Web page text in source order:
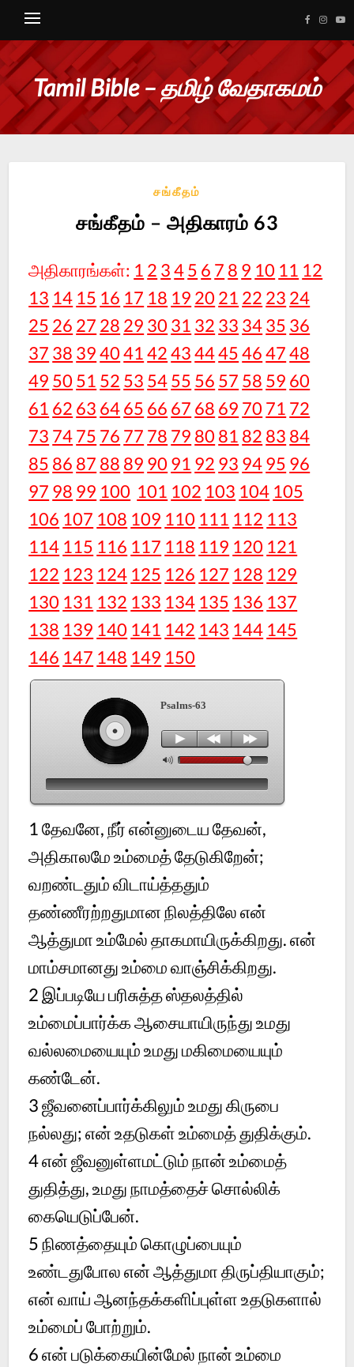
Tamil Bible – தமிழ் வேதாகமம்
சங்கீதம்
சங்கீதம் – அதிகாரம் 63
அதிகாரங்கள்: 1 2 345 6 7 8 9 10 11 12
13 14 15 16 17 18 19 20 21 22 23 24
25 26 27 28 29 30 31 32 33 3435 36
37 38 39404142434445464748
49 50 51 52 53 5455 56 57 58 59 60
61 62 63 6465 66 67 68 69 70 71 72
73 7475 76 77 78 79 80 81 82 83 84
85 86 87 88 89 90 91 92 93 9495 96
97 98 99 100 101 102 103 104 105
106 107 108 109 110 111 112 113
114 115 116 117 118 119 120 121
122 123 124 125 126 127 128 129
130 131 132 133 134 135 136 137
138 139 140 141 142 143 144 145
146 147 148 149 150
Psalms-63
1தேவனே, நீர் என்னுடைய தேவன்,
அதிகாலமே உம்மைத் தேடுகிறேன்;
வறண்டதும் விடாய்த்ததும்
தண்ணீரற்றதுமான நிலத்திலே என்
ஆத்துமா உம்மேல் தாகமாயிருக்கிறது. என்
மாம்சமானது உம்மை வாஞ்சிக்கிறது.
2 இப்படியே பரிசுத்த ஸ்தலத்தில்
உம்மைப்பார்க்க ஆசையாயிருந்து உமது
வல்லமையையும் உமது மகிமையையும்
கண்டேன்.
3ஜீவனைப்பார்க்கிலும் உமது கிருபை
நல்லது; என் உதடுகள் உம்மைத் துதிக்கும்.
4என் ஜீவனுள்ளமட்டும் நான் உம்மைத்
துதித்து, உமது நாமத்தைச் சொல்லிக்
கையெடுப்பேன்.
5நிணத்தையும் கொழுப்பையும்
உண்டதுபோல என் ஆத்துமா திருப்தியாகும்;
என் வாய் ஆனந்தக்களிப்புள்ள உதடுகளால்
உம்மைப் போற்றும்.
6என் படுக்கையின்மேல் நான் உம்மை